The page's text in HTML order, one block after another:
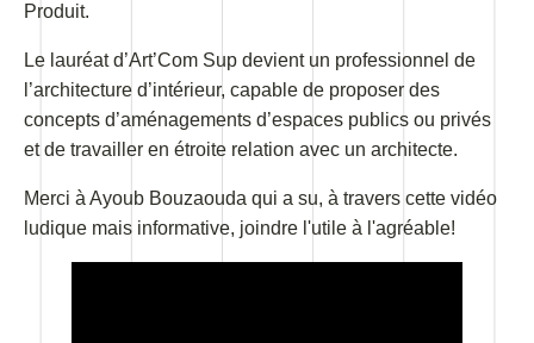
Produit.
Le lauréat d’Art’Com Sup devient un professionnel de
l’architecture d’intérieur, capable de proposer des
concepts d’aménagements d’espaces publics ou privés
et de travailler en étroite relation avec un architecte.
Merci à Ayoub Bouzaouda qui a su, à travers cette vidéo
ludique mais informative, joindre l'utile à l'agréable!